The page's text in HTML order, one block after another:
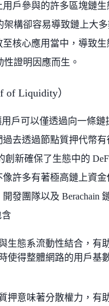
戶參與的許多區塊鏈生
架構卻容易導致鏈上大
核心應用當中，導致生
證明因應而生。
of Liquidity）
戶可以僅透過向一條鏈
去透過節點質押代幣有
創新確保了生態中的
許多有著極高鏈上資金
發團隊以及 Berachain
含
生態系流動性結合，有
使得整體網路的用戶基
押意味著分散權力，有